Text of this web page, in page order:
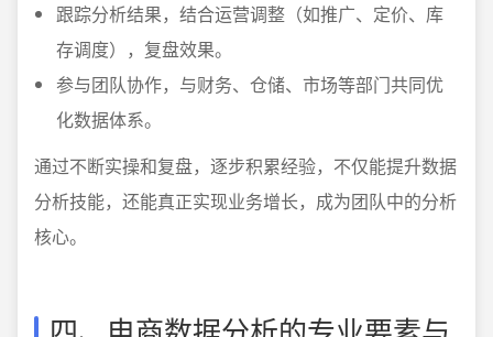
跟踪分析结果，结合运营调整（如推广、定价、库
存调度），复盘效果。
参与团队协作，与财务、仓储、市场等部门共同优
化数据体系。
通过不断实操和复盘，逐步积累经验，不仅能提升数据
分析技能，还能真正实现业务增长，成为团队中的分析
核心。